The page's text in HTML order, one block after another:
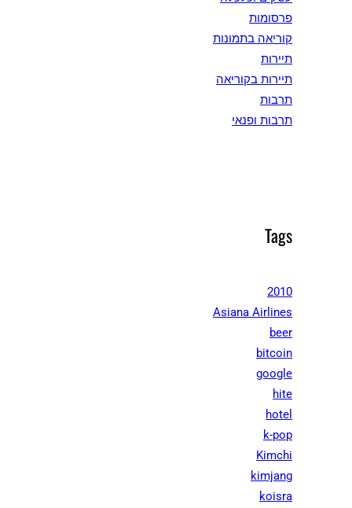
פרסומות
קוריאה בתמונות
תיירות
תיירות בקוריאה
תרבות
תרבות ופנאי
Tags
2010
Asiana Airlines
beer
bitcoin
google
hite
hotel
k-pop
Kimchi
kimjang
koisra